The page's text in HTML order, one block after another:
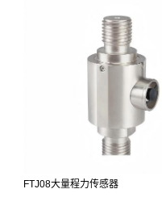
FTJ08大量程力传感器